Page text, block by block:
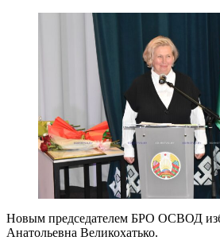
Новым председателем БРО ОСВОД
Анатольевна Великохатько.